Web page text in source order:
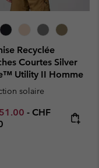
Recyclée
Courtes Silver
Utility II Homme
solaire
sale price:
- Maximum
CHF